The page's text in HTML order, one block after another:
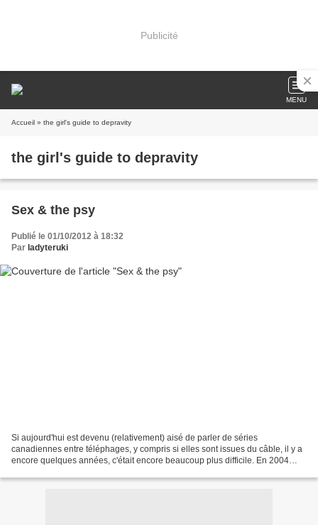
Publicité
MENU
Accueil » the girl's guide to depravity
the girl's guide to depravity
Sex & the psy
Publié le 01/10/2012 à 18:32
Par ladyteruki
Si aujourd'hui est devenu (relativement) aisé de parler de séries
canadiennes entre téléphages, y compris si elles sont issues du câble, il y a
encore quelques années, c'était encore beaucoup plus difficile. En 2004